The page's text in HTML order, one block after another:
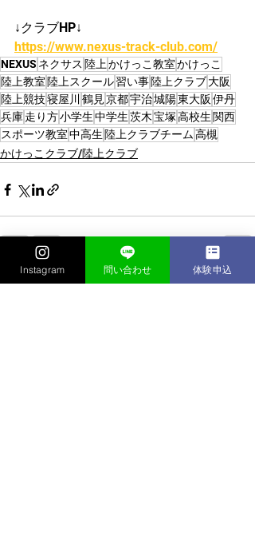
↓クラブHP↓
https://www.nexus-track-club.com/
NEXUS ネクサス 陸上かけっこ教室かけっこ
陸上教室 陸上スクール習い事陸上クラブ大阪
陸上競技寝屋川 鶴見京都宇治城陽東大阪 伊丹
兵庫走り方小学生中学生茨木宝塚高校生 関西
スポーツ教室中高生 陸上クラブチーム高槻
かけっこクラブ/陸上クラブ
最新記事
Instagram 問い合わせ 体験申込